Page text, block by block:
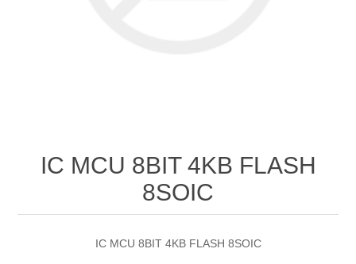
IC MCU 8BIT 4KB FLASH
8SOIC
IC MCU 8BIT 4KB FLASH 8SOIC